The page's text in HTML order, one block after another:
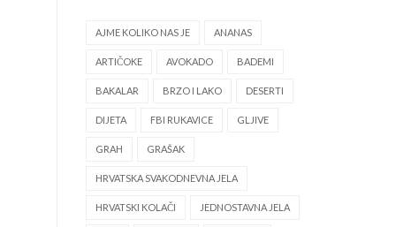
AJME KOLIKO NAS JE ANANAS
ARTIČOKE AVOKADO BADEMI
BAKALAR BRZO I LAKO DESERTI
DIJETA FBI RUKAVICE GLJIVE
GRAH GRAŠAK
HRVATSKA SVAKODNEVNA JELA
HRVATSKI KOLAČI JEDNOSTAVNA JELA